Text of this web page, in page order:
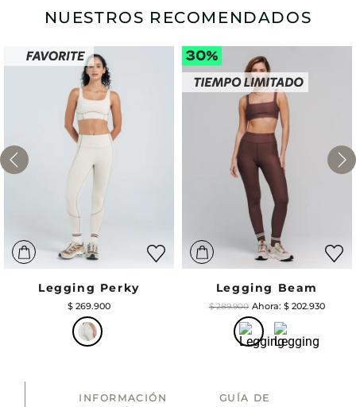
NUESTROS RECOMENDADOS
Legging Perky
$ 269.900
Legging Beam
$ 289.900 $ 202.930
INFORMACIÓN
GUÍA DE